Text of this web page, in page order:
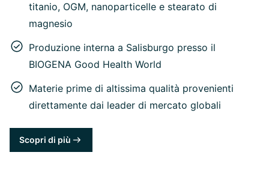
titanio, OGM, nanoparticelle e stearato di
magnesio
Produzione interna a Salisburgo presso il
BIOGENA Good Health World
Materie prime di altissima qualità provenienti
direttamente dai leader di mercato globali
Scopri di più